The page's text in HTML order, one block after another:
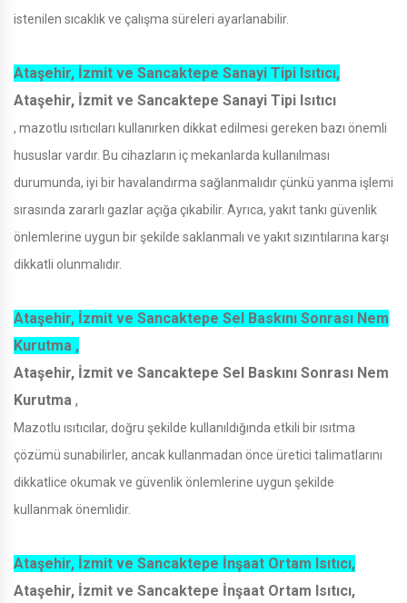
istenilen sıcaklık ve çalışma süreleri ayarlanabilir.
Ataşehir, İzmit ve Sancaktepe Sanayi Tipi Isıtıcı,
Ataşehir, İzmit ve Sancaktepe Sanayi Tipi Isıtıcı
, mazotlu ısıtıcıları kullanırken dikkat edilmesi gereken bazı önemli
hususlar vardır. Bu cihazların iç mekanlarda kullanılması
durumunda, iyi bir havalandırma sağlanmalıdır çünkü yanma işlemi
sırasında zararlı gazlar açığa çıkabilir. Ayrıca, yakıt tankı güvenlik
önlemlerine uygun bir şekilde saklanmalı ve yakıt sızıntılarına karşı
dikkatli olunmalıdır.
Ataşehir, İzmit ve Sancaktepe Sel Baskını Sonrası Nem
Kurutma ,
Ataşehir, İzmit ve Sancaktepe Sel Baskını Sonrası Nem
Kurutma ,
Mazotlu ısıtıcılar, doğru şekilde kullanıldığında etkili bir ısıtma
çözümü sunabilirler, ancak kullanmadan önce üretici talimatlarını
dikkatlice okumak ve güvenlik önlemlerine uygun şekilde
kullanmak önemlidir.
Ataşehir, İzmit ve Sancaktepe İnşaat Ortam Isıtıcı,
Ataşehir, İzmit ve Sancaktepe İnşaat Ortam Isıtıcı,